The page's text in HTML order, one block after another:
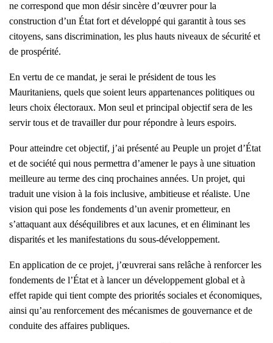
ne correspond que mon désir sincère d’œuvrer pour la
construction d’un État fort et développé qui garantit à tous ses
citoyens, sans discrimination, les plus hauts niveaux de sécurité et
de prospérité.
En vertu de ce mandat, je serai le président de tous les
Mauritaniens, quels que soient leurs appartenances politiques ou
leurs choix électoraux. Mon seul et principal objectif sera de les
servir tous et de travailler dur pour répondre à leurs espoirs.
Pour atteindre cet objectif, j’ai présenté au Peuple un projet d’État
et de société qui nous permettra d’amener le pays à une situation
meilleure au terme des cinq prochaines années. Un projet, qui
traduit une vision à la fois inclusive, ambitieuse et réaliste. Une
vision qui pose les fondements d’un avenir prometteur, en
s’attaquant aux déséquilibres et aux lacunes, et en éliminant les
disparités et les manifestations du sous-développement.
En application de ce projet, j’œuvrerai sans relâche à renforcer les
fondements de l’État et à lancer un développement global et à
effet rapide qui tient compte des priorités sociales et économiques,
ainsi qu’au renforcement des mécanismes de gouvernance et de
conduite des affaires publiques.